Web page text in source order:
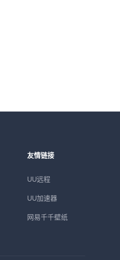
友情链接
UU远程
UU加速器
网易千千壁纸